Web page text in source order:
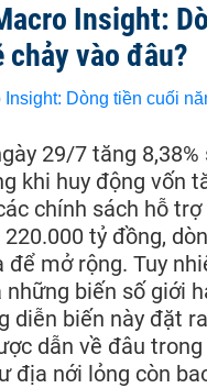
Insight:
chảy vào đâu?
29/7 tăng 8,38%
khi huy động vốn
chính sách hỗ
tỷ đồng,
mở rộng. Tuy
biến số giới
diễn biến này đặt
dẫn về đâu
địa nới lỏng còn